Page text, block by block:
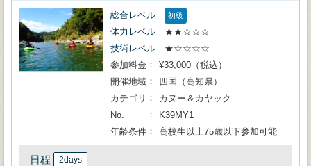
総合レベル 初級
体力レベル
★★☆☆☆
技術レベル
★☆☆☆☆
参加料金
¥33,000（税込）
開催地域
四国（高知県）
カテゴリ
カヌー＆カヤック
No.
K39MY1
年齢条件
高校生以上75歳以下参加可能
日程 2days